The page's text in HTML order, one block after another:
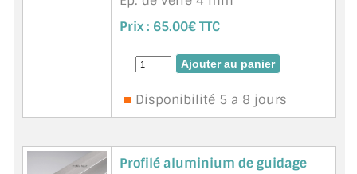
Adapté à des verres petits et
légers
Unité de vente 2,5 m ou. 5m sur
demande
Prix : 65.00€ TTC
Disponibilité 5 a 8 jours
Profilé aluminium de guidage